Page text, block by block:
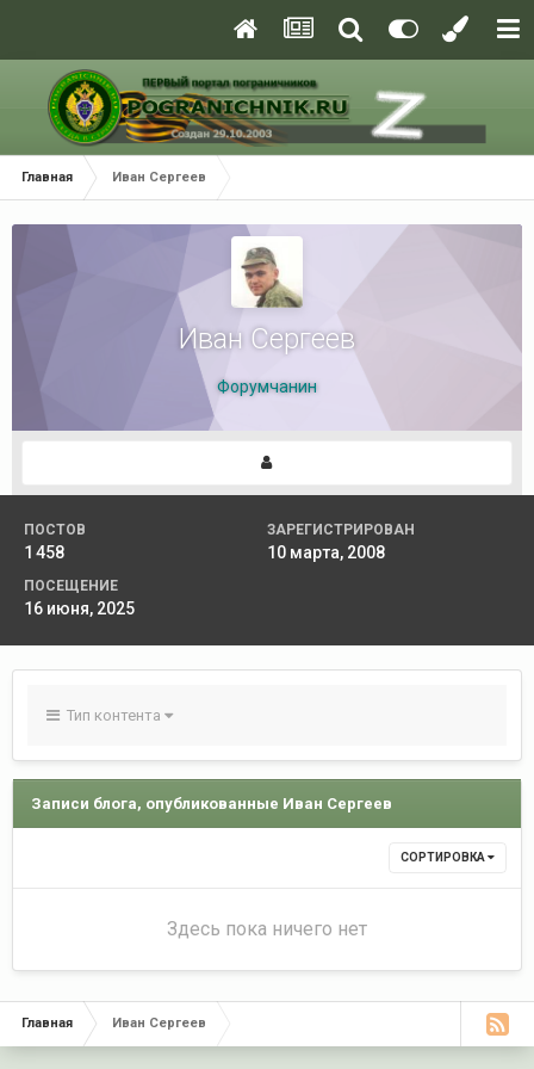
Главная Иван Сергеев
Иван Сергеев
Форумчанин
ПОСТОВ
1 458
ЗАРЕГИСТРИРОВАН
10 марта, 2008
ПОСЕЩЕНИЕ
16 июня, 2025
Тип контента
Записи блога, опубликованные Иван Сергеев
СОРТИРОВКА
Здесь пока ничего нет
Главная Иван Сергеев